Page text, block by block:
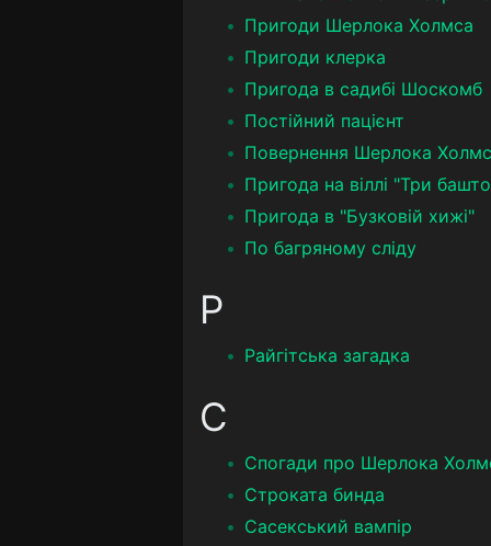
Пригоди Шерлока Холмса
Пригоди клерка
Пригода в садибі Шоскомб
Постійний пацієнт
Повернення Шерлока
Пригода на віллі "Три
Пригода в "Бузковій хижі"
По багряному сліду
Р
Райгітська загадка
С
Спогади про Шерлока
Строката бинда
Сасекський вампір